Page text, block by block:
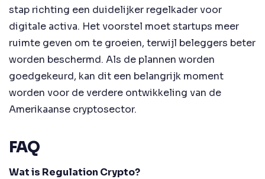
stap richting een duidelijker regelkader voor
digitale activa. Het voorstel moet startups meer
ruimte geven om te groeien, terwijl beleggers beter
worden beschermd. Als de plannen worden
goedgekeurd, kan dit een belangrijk moment
worden voor de verdere ontwikkeling van de
Amerikaanse cryptosector.
FAQ
Wat is Regulation Crypto?